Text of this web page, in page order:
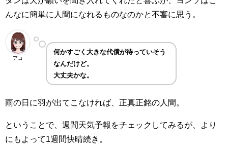
んなに簡単に人間になれるものなのかと不審に思う。
アコ
何かすごく大きな代償が待っていそう
なんだけど。
大丈夫かな。
雨の日に羽が出てこなければ、正真正銘の人間。
ということで、週間天気予報をチェックしてみるが、より
にもよって1週間快晴続き。